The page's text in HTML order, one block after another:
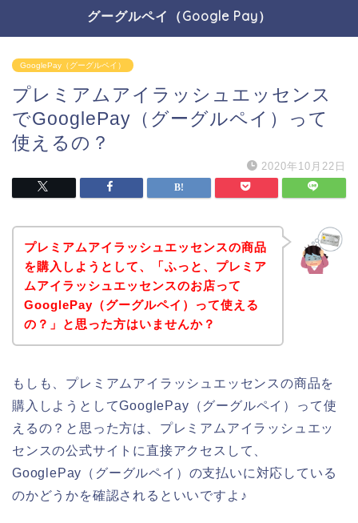
グーグルペイ（Google Pay）
GooglePay（グーグルペイ）
プレミアムアイラッシュエッセンス
でGooglePay（グーグルペイ）って
使えるの？
2020年10月22日
プレミアムアイラッシュエッセンスの商品
を購入しようとして、「ふっと、プレミア
ムアイラッシュエッセンスのお店って
GooglePay（グーグルペイ）って使える
の？」と思った方はいませんか？
もしも、プレミアムアイラッシュエッセンスの商品を
購入しようとしてGooglePay（グーグルペイ）って使
えるの？と思った方は、プレミアムアイラッシュエッ
センスの公式サイトに直接アクセスして、
GooglePay（グーグルペイ）の支払いに対応している
のかどうかを確認されるといいですよ♪